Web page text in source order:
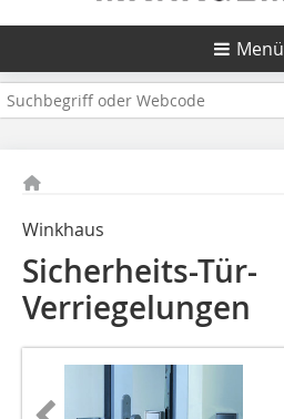
Menü
Winkhaus
Sicherheits-Tür-
Verriegelungen